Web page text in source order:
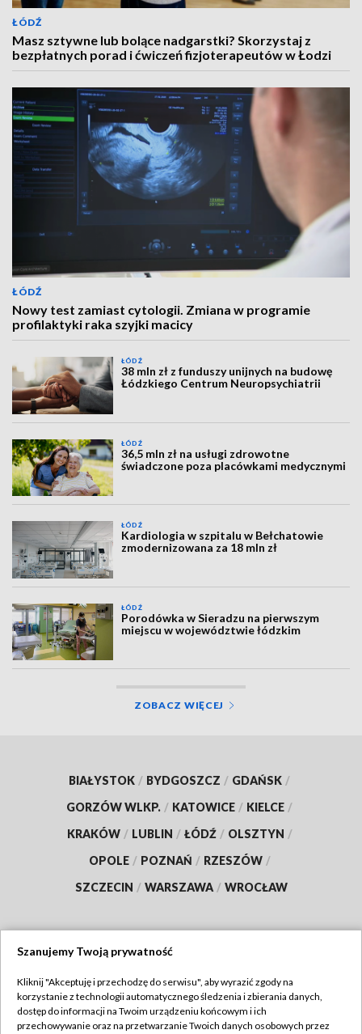
ŁÓDŹ
Masz sztywne lub bolące nadgarstki? Skorzystaj z
bezpłatnych porad i ćwiczeń fizjoterapeutów w Łodzi
ŁÓDŹ
Nowy test zamiast cytologii. Zmiana w programie
profilaktyki raka szyjki macicy
ŁÓDŹ
38 mln zł z funduszy unijnych na budowę
Łódzkiego Centrum Neuropsychiatrii
ŁÓDŹ
36,5 mln zł na usługi zdrowotne
świadczone poza placówkami medycznymi
ŁÓDŹ
Kardiologia w szpitalu w Bełchatowie
zmodernizowana za 18 mln zł
ŁÓDŹ
Porodówka w Sieradzu na pierwszym
miejscu w województwie łódzkim
ZOBACZ WIĘCEJ
BIAŁYSTOK / BYDGOSZCZ / GDAŃSK /
GORZÓW WLKP. / KATOWICE / KIELCE /
KRAKÓW / LUBLIN / ŁÓDŹ / OLSZTYN /
OPOLE / POZNAŃ / RZESZÓW /
SZCZECIN / WARSZAWA / WROCŁAW
TVP
Abonament TVP
Regulamin TVP
Szanujemy Twoją prywatność
Kliknij "Akceptuję i przechodzę do serwisu", aby wyrazić zgody na
korzystanie z technologii automatycznego śledzenia i zbierania danych,
dostęp do informacji na Twoim urządzeniu końcowym i ich
przechowywanie oraz na przetwarzanie Twoich danych osobowych przez